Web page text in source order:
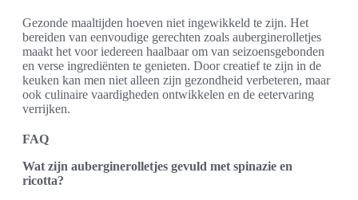
Gezonde maaltijden hoeven niet ingewikkeld te zijn. Het
bereiden van eenvoudige gerechten zoals auberginerolletjes
maakt het voor iedereen haalbaar om van seizoensgebonden
en verse ingrediënten te genieten. Door creatief te zijn in de
keuken kan men niet alleen zijn gezondheid verbeteren, maar
ook culinaire vaardigheden ontwikkelen en de eetervaring
verrijken.
FAQ
Wat zijn auberginerolletjes gevuld met spinazie en
ricotta?